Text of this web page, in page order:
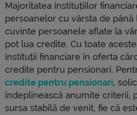
Majoritatea instituțiilor
persoanelor cu vârsta de până
cuvinte persoanele aflate la
pot lua credite. Cu toate
instituții financiare în oferta
credite pentru pensionari.
credite pentru pensionari,
îndeplinească anumite criterii,
sursa stabilă de venit, fie că